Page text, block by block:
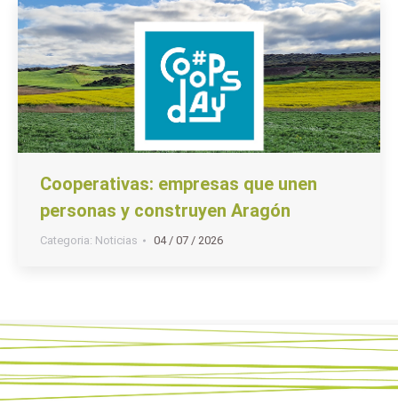
Cooperativas: empresas que unen
personas y construyen Aragón
Categoria: Noticias 04 / 07 / 2026